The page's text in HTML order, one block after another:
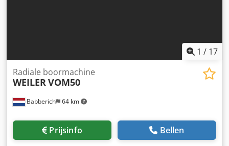
1 / 17
Babberich 64 km
Radiale boormachine
WEILERVOM50
Prijsinfo Bellen